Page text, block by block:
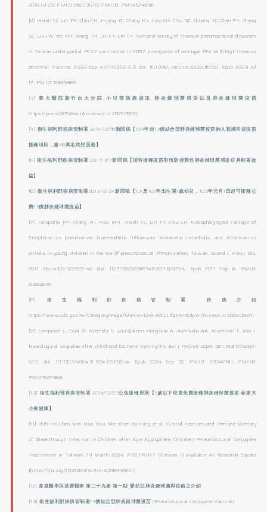
2015 Jul 29. PMID: 26273570; PMCID: PMC4524896.
[2] Hsieh YC, Lin PY, Chiu CH, Huang YC, Chang KY, Liao CH, Chiu NC, Chuang YC, Chen PY, Chang
SC, Liu JW, Yen MY, Wang JH, Liu CY, Lin TY. National survey of invasive pneumococcal diseases
in Taiwan under partial PCV7 vaccination in 2007: emergence of serotype 19A with high invasive
potential. Vaccine. 2009 Sep 4;27(40):5513-8. doi: 10.1016/j.vaccine.2009.06.091. Epub 2009 Jul
17. PMID: 19615960.
[3] 臺大醫院新竹台大分院 小兒部衛教資訊 肺炎鏈球菌感染以及肺炎鏈球菌疫苗
https://pse.is/87n6as (Accessed in 2025.09.01)
[4] 衛生福利部疾病管制署 2014/12/16新聞稿【104年起13價結合型肺炎鏈球菌疫苗納入我國常規疫苗
接種項目，逾48萬名幼兒受惠】
[5] 衛生福利部疾病管制署 2017/3/7新聞稿【按時接種疫苗對預防侵襲性肺炎鏈球菌感染症具顯著效
益】
[6] 衛生福利部疾病管制署2013-12-24新聞稿【101及102年出生滿1歲幼兒，103年元月1日起可接種公
費13價肺炎鏈球菌疫苗】
[7] Janapatla RP, Chang HJ, Hsu MH, Hsieh YC, Lin TY, Chiu CH. Nasopharyngeal carriage of
Streptococcus pneumoniae, Haemophilus influenzae, Moraxella catarrhalis, and Alloiococcus
otitidis in young children in the era of pneumococcal immunization, Taiwan. Scand J Infect Dis.
2011 Dec;43(11-12):937-42. doi: 10.3109/00365548.2011.601754. Epub 2011 Sep 6. PMID:
21892897.
[8] 衛生福利部疾病管制署 疾病介紹
https://www.cdc.gov.tw/Category/Page/MEYvHLbHiWOcLfQKKF6dpw (Access in 2025.09.01)
[9] Lempinen L, Saat R, Niemelä S, Laulajainen-Hongisto A, Aarnisalo AA, Nieminen T, Jero J.
Neurological sequelae after childhood bacterial meningitis. Eur J Pediatr. 2024 Dec;183(12):5203-
5212. doi: 10.1007/s00431-024-05788-w. Epub 2024 Sep 30. PMID: 39347811; PMCID:
PMC11527958.
[10] 衛生福利部疾病管制署 2014/12/23公告接種原則【5歲以下幼童免費接種肺炎鏈球菌疫苗 全家大
小保健康】
[11] Chih-Ho Chen, Mei-Hua Hsu, Mei-Chen Ou-Yang et al. Clinical Features and Immune Memory
of Breakthrough Infection in Children after Age-Appropriate 13-Valent Pneumococcal Conjugate
Vaccination in Taiwan, 19 March 2024, PREPRINT (Version 1) available at Research Square
[https://doi.org/10.21203/rs.3.rs-4098739/v1]
[12] 家庭醫學與基層醫療 第二十九卷 第一期_嬰幼兒肺炎鏈球菌與疫苗之介紹
[13] 衛生福利部疾病管制署13價結合型肺炎鏈球菌疫苗 (Pneumococcal Conjugate Vaccine)